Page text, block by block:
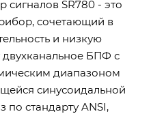
сигналов SR780 - это
сочетающий в
и низкую
двухканальное БПФ с
диапазоном
синусоидальной
по стандарту ANSI,